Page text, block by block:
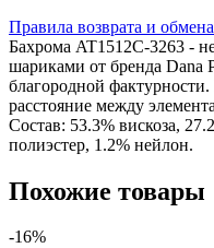
Правила возврата и
Бахрома AT1512C-3263 -
шариками от бренда Dana
благородной
расстояние между
Состав: 53.3% вискоза,
полиэстер, 1.2% нейлон.
Похожие товары
-16%